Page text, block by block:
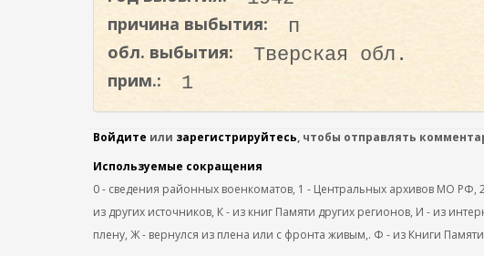
причина выбытия: п
обл. выбытия: Тверская обл.
прим.: 1
Войдите или зарегистрируйтесь, чтобы отправлять
Используемые сокращения
0 - сведения районных военкоматов, 1 - Центральных архивов МО РФ,
из других источников, К - из книг Памяти других регионов, И - из
плену, Ж - вернулся из плена или с фронта живым,. Ф - из Книги